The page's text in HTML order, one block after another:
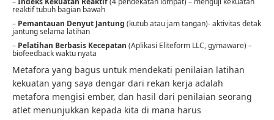
reaktif tubuh bagian bawah
– Pemantauan Denyut Jantung (kutub atau jam tangan)- aktivitas detak
jantung selama latihan
– Pelatihan Berbasis Kecepatan (Aplikasi Eliteform LLC, gymaware) –
biofeedback waktu nyata
Metafora yang bagus untuk mendekati penilaian latihan
kekuatan yang saya dengar dari rekan kerja adalah
metafora mengisi ember, dan hasil dari penilaian seorang
atlet menunjukkan kepada kita di mana harus